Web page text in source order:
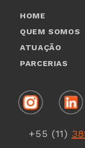
HOME
QUEM SOMOS
ATUAÇÃO
PARCERIAS
+55 (11)